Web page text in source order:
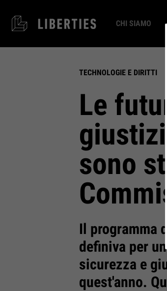
CHI SIAMO
TECHNOLOGIE E DIRITTI
Le
sono
Il programma
definiva per
sicurezza e
quest'anno.